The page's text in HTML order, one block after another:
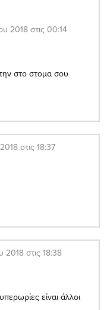
2018 στις 00:14
στο στομα σου
στις 18:37
2018 στις 18:38
είναι άλλοι